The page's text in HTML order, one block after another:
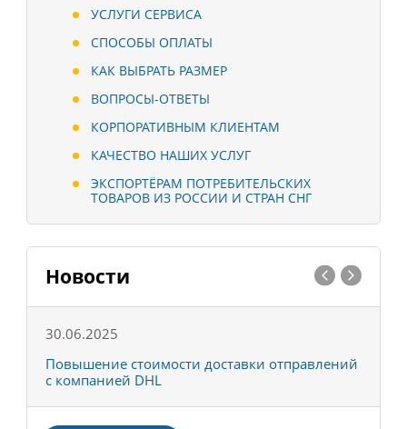
УСЛУГИ СЕРВИСА
СПОСОБЫ ОПЛАТЫ
КАК ВЫБРАТЬ РАЗМЕР
ВОПРОСЫ-ОТВЕТЫ
КОРПОРАТИВНЫМ КЛИЕНТАМ
КАЧЕСТВО НАШИХ УСЛУГ
ЭКСПОРТЁРАМ ПОТРЕБИТЕЛЬСКИХ
ТОВАРОВ ИЗ РОССИИ И СТРАН СНГ
Новости
30.06.2025
Повышение стоимости доставки отправлений
с компанией DHL